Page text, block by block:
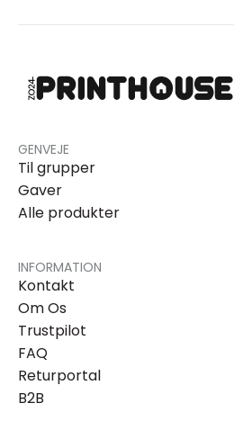
GENVEJE
Til grupper
Gaver
Alle produkter
INFORMATION
Kontakt
Om Os
Trustpilot
FAQ
Returportal
B2B